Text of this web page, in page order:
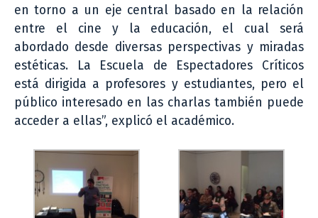
en torno a un eje central basado en la relación
entre el cine y la educación, el cual será
abordado desde diversas perspectivas y miradas
estéticas. La Escuela de Espectadores Críticos
está dirigida a profesores y estudiantes, pero el
público interesado en las charlas también puede
acceder a ellas”, explicó el académico.